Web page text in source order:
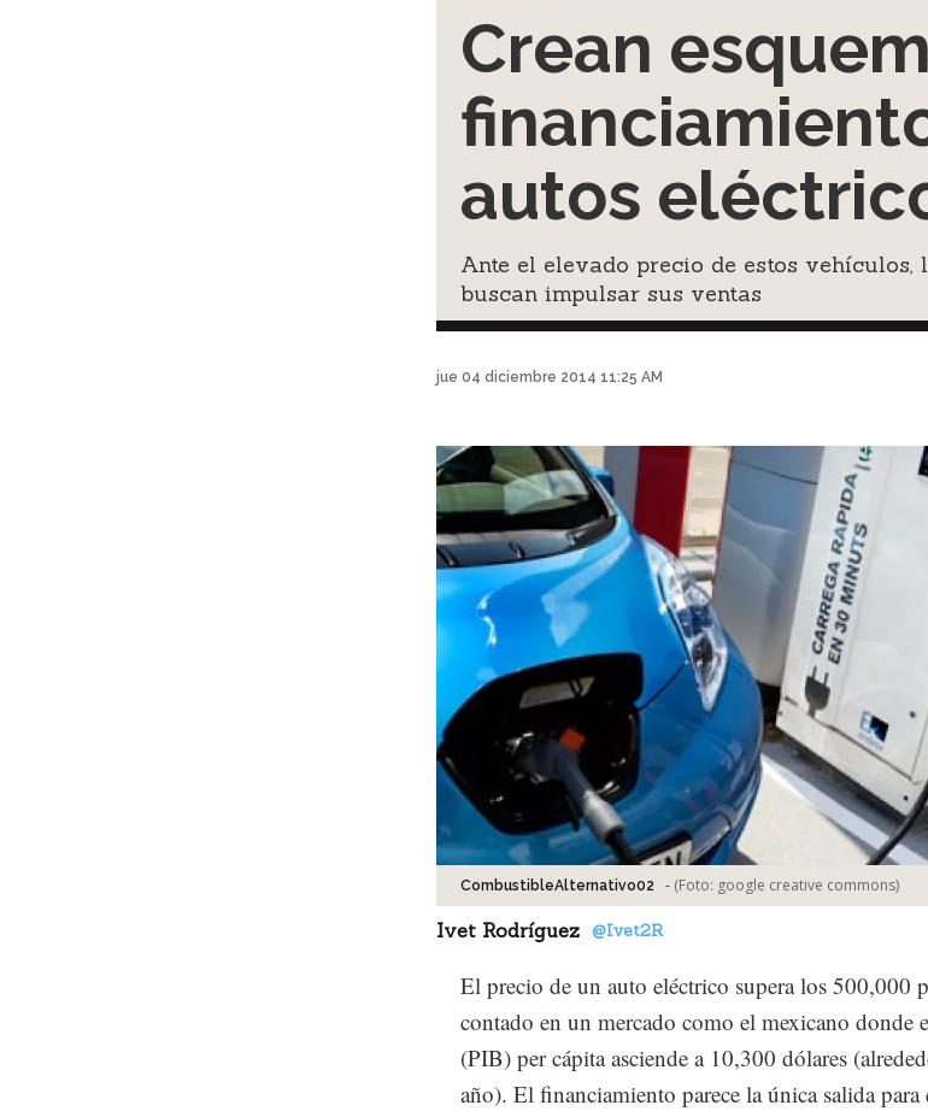
Crean
autos
Ante el elevado precio de estos vehículos,
buscan impulsar sus ventas
jue 04 diciembre 2014 11:25 AM
CombustibleAlternativo02 - (Foto: google creative commons)
Ivet Rodríguez @Ivet2R
El precio de un auto eléctrico supera los 500,000
contado en un mercado como el mexicano
(PIB) per cápita asciende a 10,300 dólares
año). El financiamiento parece la única salida para